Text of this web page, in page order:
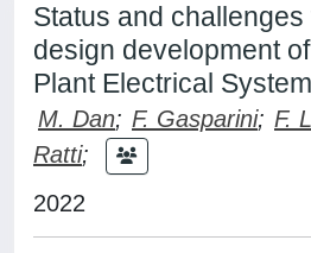
Status and
design development
Plant Electrical System
M. Dan; F. Gasparini; F.
Ratti;
2022